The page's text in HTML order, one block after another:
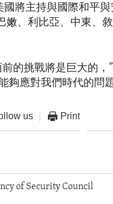
國將主持與國際和平
嫩、利比亞、中東、
的挑戰將是巨大的
夠應對我們時代的問
us Print
of Security Council